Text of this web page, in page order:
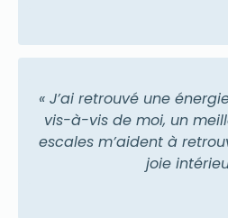
« J’ai retrouvé une
vis-à-vis de moi, un
escales m’aident à
joie